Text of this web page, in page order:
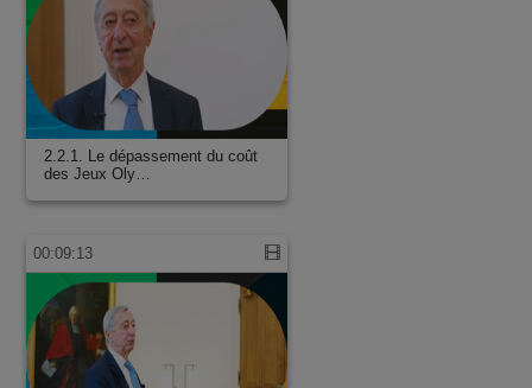
2.2.1. Le dépassement du coût
des Jeux Oly…
00:09:13